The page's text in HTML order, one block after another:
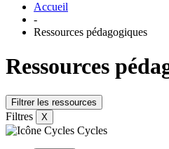
Accueil
-
Ressources pédagogiques
Ressources
Filtrer les ressources
Filtres X
Cycles